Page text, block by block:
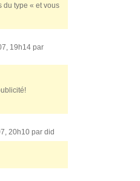
du type « et vous
19h14 par
20h10 par did